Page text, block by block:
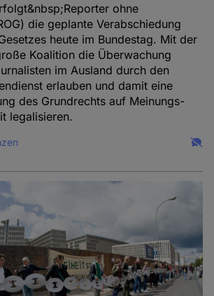
ohne
die geplante Verabschiedung
heute im Bundestag. Mit der
Koalition die Überwachung
im Ausland durch den
erlauben und damit eine
des Grundrechts auf Meinungs-
legalisieren.